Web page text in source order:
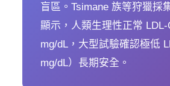
盲區。Tsimane 族等狩獵採
顯示，人類生理性正常
mg/dL，大型試驗確認極低
mg/dL）長期安全。